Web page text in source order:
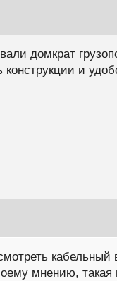
домкрат
конструкции и
мнению, такая